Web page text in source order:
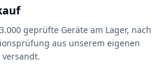
geprüfte Geräte am Lager, nach
aus unserem eigenen
versandt.